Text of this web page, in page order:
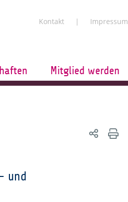
Kontakt Impressum
Mitglied werden
und